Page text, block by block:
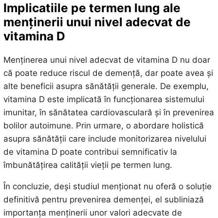
Implicatiile pe termen lung ale
menținerii unui nivel adecvat de
vitamina D
Menținerea unui nivel adecvat de vitamina D nu doar
că poate reduce riscul de demență, dar poate avea și
alte beneficii asupra sănătății generale. De exemplu,
vitamina D este implicată în funcționarea sistemului
imunitar, în sănătatea cardiovasculară și în prevenirea
bolilor autoimune. Prin urmare, o abordare holistică
asupra sănătății care include monitorizarea nivelului
de vitamina D poate contribui semnificativ la
îmbunătățirea calității vieții pe termen lung.
În concluzie, deși studiul menționat nu oferă o soluție
definitivă pentru prevenirea demenței, el subliniază
importanța menținerii unor valori adecvate de